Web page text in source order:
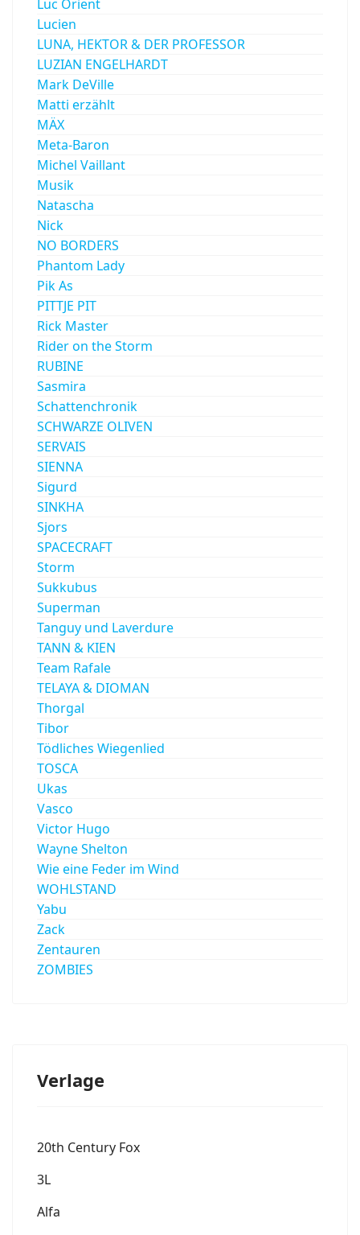
Luc Orient
Lucien
LUNA, HEKTOR & DER PROFESSOR
LUZIAN ENGELHARDT
Mark DeVille
Matti erzählt
MÄX
Meta-Baron
Michel Vaillant
Musik
Natascha
Nick
NO BORDERS
Phantom Lady
Pik As
PITTJE PIT
Rick Master
Rider on the Storm
RUBINE
Sasmira
Schattenchronik
SCHWARZE OLIVEN
SERVAIS
SIENNA
Sigurd
SINKHA
Sjors
SPACECRAFT
Storm
Sukkubus
Superman
Tanguy und Laverdure
TANN & KIEN
Team Rafale
TELAYA & DIOMAN
Thorgal
Tibor
Tödliches Wiegenlied
TOSCA
Ukas
Vasco
Victor Hugo
Wayne Shelton
Wie eine Feder im Wind
WOHLSTAND
Yabu
Zack
Zentauren
ZOMBIES
Verlage
20th Century Fox
3L
Alfa